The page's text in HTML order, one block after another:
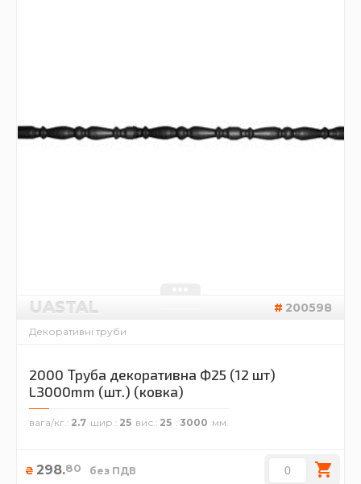
UASTAL 200598
Декоративні труби
2000 Труба декоративна Ф25 (12 шт)
L3000mm (шт.) (ковка)
вага/кг. 2.7 шир. 25 вис. 25 3000
₴ 298.80 без ПДВ